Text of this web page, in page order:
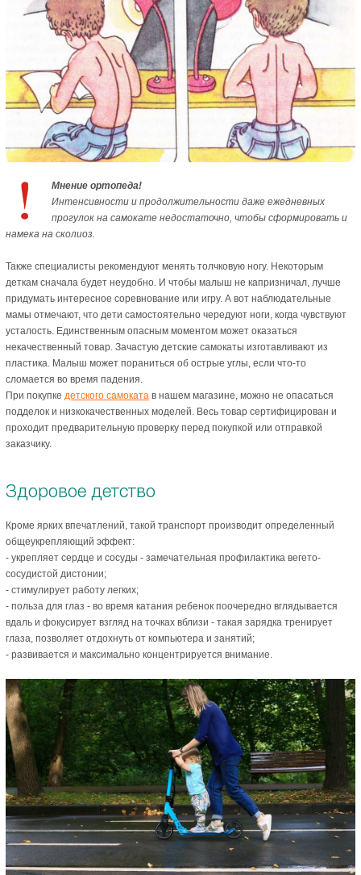
Мнение ортопеда!
Интенсивности и продолжительности даже ежедневных
прогулок на самокате недостаточно, чтобы сформировать и
намека на сколиоз.
Также специалисты рекомендуют менять толчковую ногу. Некоторым
деткам сначала будет неудобно. И чтобы малыш не капризничал, лучше
придумать интересное соревнование или игру. А вот наблюдательные
мамы отмечают, что дети самостоятельно чередуют ноги, когда чувствуют
усталость. Единственным опасным моментом может оказаться
некачественный товар. Зачастую детские самокаты изготавливают из
пластика. Малыш может пораниться об острые углы, если что-то
сломается во время падения.
При покупке детского самоката в нашем магазине, можно не опасаться
подделок и низкокачественных моделей. Весь товар сертифицирован и
проходит предварительную проверку перед покупкой или отправкой
заказчику.
Здоровое детство
Кроме ярких впечатлений, такой транспорт производит определенный
общеукрепляющий эффект:
- укрепляет сердце и сосуды - замечательная профилактика вегето-
сосудистой дистонии;
- стимулирует работу легких;
- польза для глаз - во время катания ребенок поочередно вглядывается
вдаль и фокусирует взгляд на точках вблизи - такая зарядка тренирует
глаза, позволяет отдохнуть от компьютера и занятий;
- развивается и максимально концентрируется внимание.